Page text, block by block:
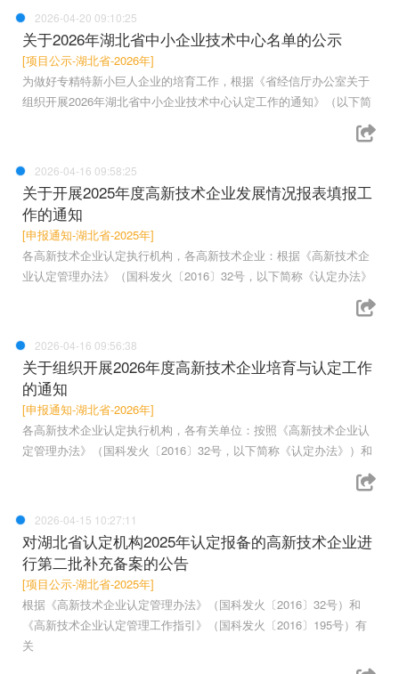
2026-04-20 09:10:25
关于2026年湖北省中小企业技术中心名单的公示
[项目公示-湖北省-2026年]
为做好专精特新小巨人企业的培育工作，根据《省经信厅办公室关于
组织开展2026年湖北省中小企业技术中心认定工作的通知》（以下简
2026-04-16 09:58:25
关于开展2025年度高新技术企业发展情况报表填报工
作的通知
[申报通知-湖北省-2025年]
各高新技术企业认定执行机构，各高新技术企业：根据《高新技术企
业认定管理办法》（国科发火〔2016〕32号，以下简称《认定办法》
2026-04-16 09:56:38
关于组织开展2026年度高新技术企业培育与认定工作
的通知
[申报通知-湖北省-2026年]
各高新技术企业认定执行机构，各有关单位：按照《高新技术企业认
定管理办法》（国科发火〔2016〕32号，以下简称《认定办法》）和
2026-04-15 10:27:11
对湖北省认定机构2025年认定报备的高新技术企业进
行第二批补充备案的公告
[项目公示-湖北省-2025年]
根据《高新技术企业认定管理办法》（国科发火〔2016〕32号）和
《高新技术企业认定管理工作指引》（国科发火〔2016〕195号）有
关